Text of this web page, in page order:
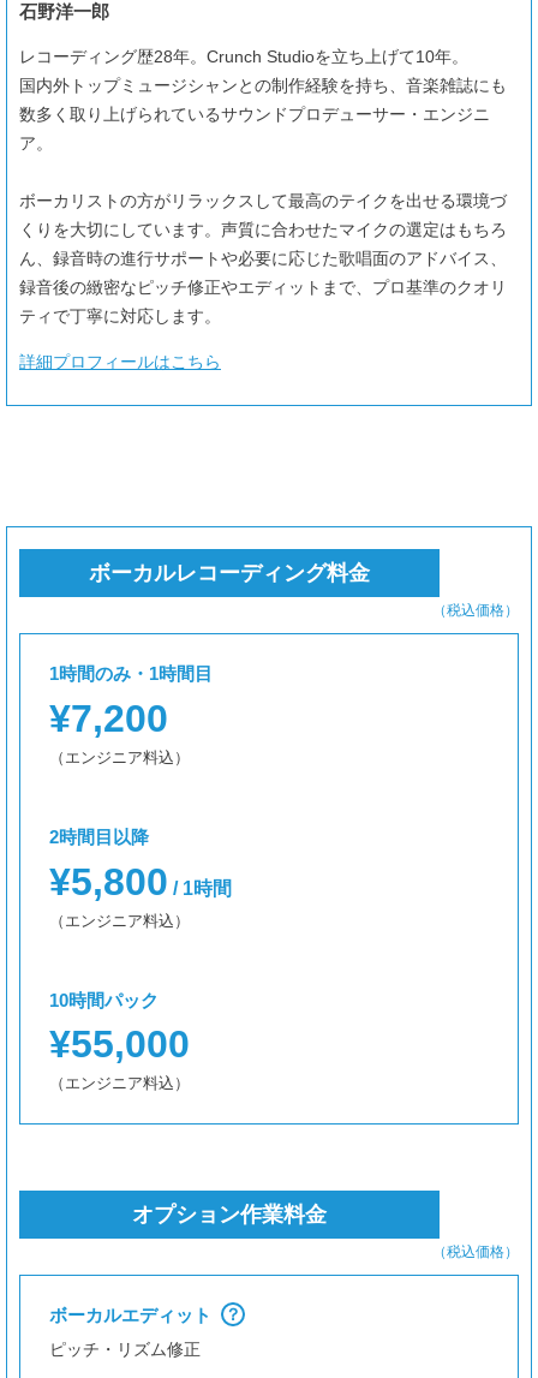
石野洋一郎
レコーディング歴28年。Crunch Studioを立ち上げて10年。
国内外トップミュージシャンとの制作経験を持ち、音楽雑誌にも
数多く取り上げられているサウンドプロデューサー・エンジニ
ア。
ボーカリストの方がリラックスして最高のテイクを出せる環境づ
くりを大切にしています。声質に合わせたマイクの選定はもちろ
ん、録音時の進行サポートや必要に応じた歌唱面のアドバイス、
録音後の緻密なピッチ修正やエディットまで、プロ基準のクオリ
ティで丁寧に対応します。
詳細プロフィールはこちら
ボーカルレコーディング料金
（税込価格）
1時間のみ・1時間目
¥7,200
（エンジニア料込）
2時間目以降
¥5,800 / 1時間
（エンジニア料込）
10時間パック
¥55,000
（エンジニア料込）
オプション作業料金
（税込価格）
ボーカルエディット
？
ピッチ・リズム修正